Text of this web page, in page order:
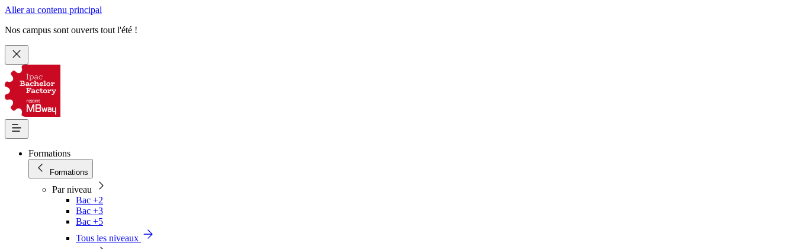
Aller au contenu principal
Nos campus sont ouverts tout l'été !
Formations
Formations
Par niveau
Bac +2
Bac +3
Bac +5
Tous les niveaux